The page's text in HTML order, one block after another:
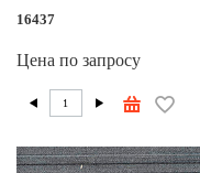
16437
Цена по запросу